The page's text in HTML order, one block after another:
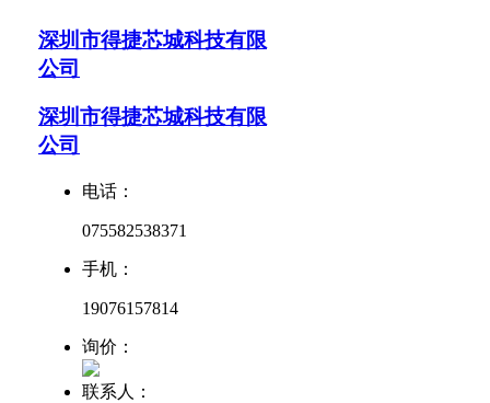
深圳市得捷芯城科技有限
公司
深圳市得捷芯城科技有限
公司
电话：
075582538371
手机：
19076157814
询价：
联系人：